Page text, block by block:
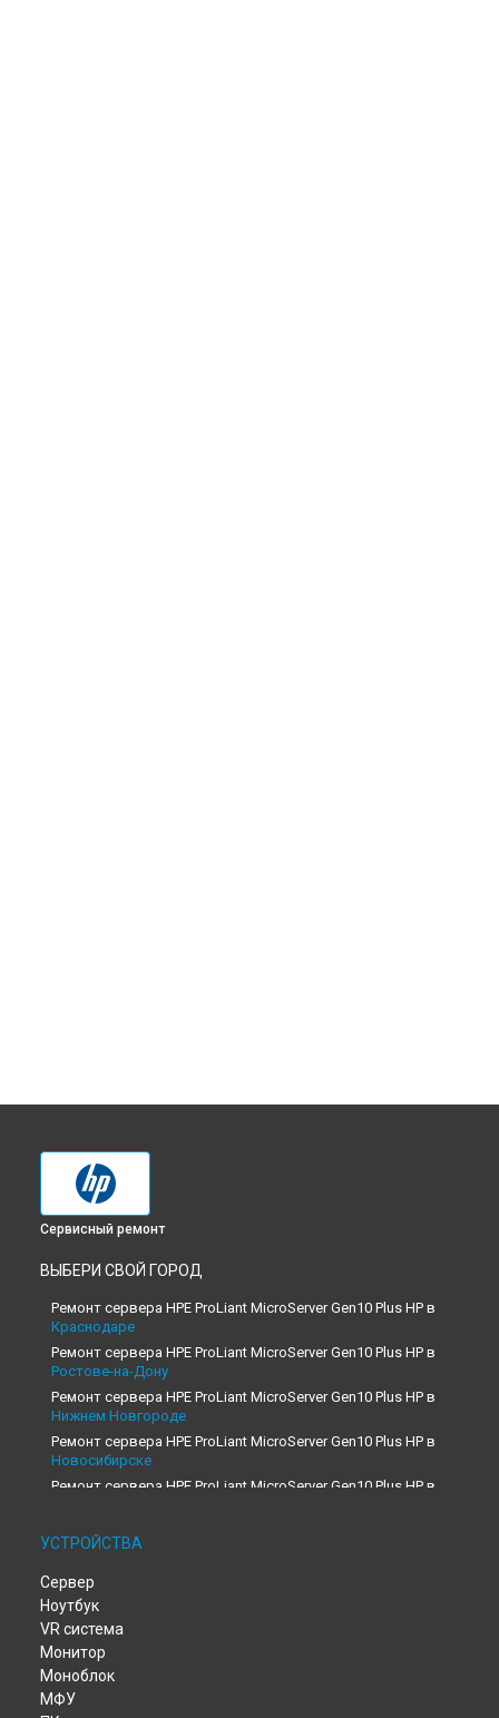
Сервисный ремонт
ВЫБЕРИ СВОЙ ГОРОД
Ремонт сервера HPE ProLiant MicroServer Gen10 Plus HP в
Краснодаре
Ремонт сервера HPE ProLiant MicroServer Gen10 Plus HP в
Ростове-на-Дону
Ремонт сервера HPE ProLiant MicroServer Gen10 Plus HP в
Нижнем Новгороде
Ремонт сервера HPE ProLiant MicroServer Gen10 Plus HP в
Новосибирске
Ремонт сервера HPE ProLiant MicroServer Gen10 Plus HP в
Ремонт сервера HPE ProLiant MicroServer Gen10 Plus HP в
Екатеринбурге
Ремонт сервера HPE ProLiant MicroServer Gen10 Plus HP в
Казани
Ремонт сервера HPE ProLiant MicroServer Gen10 Plus HP в
Уфе
Ремонт сервера HPE ProLiant MicroServer Gen10 Plus HP в
Воронеже
Ремонт сервера HPE ProLiant MicroServer Gen10 Plus HP в
УСТРОЙСТВА
Сервер
Ноутбук
VR система
Монитор
Моноблок
МФУ